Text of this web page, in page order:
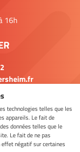
technologies telles que les
appareils. Le fait de
données telles que le
Le fait de ne pas
négatif sur certaines
16h